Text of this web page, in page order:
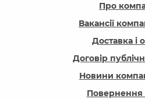
Про
Вакансії
Доставка і
Договір
Новини
Повернення